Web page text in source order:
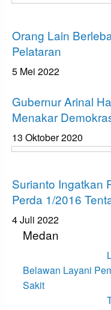
Orang Lain
Pelataran
5 Mei 2022
Gubernur Arinal
Menakar
13 Oktober 2020
Surianto Ingatkan
Perda 1/2016
4 Juli 2022
Medan
Belawan Layani
Sakit